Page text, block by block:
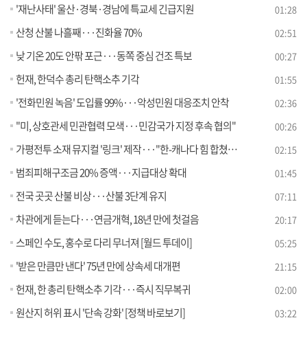
'재난사태' 울산·경북·경남에 특교세 긴급지원 01:28
산청 산불 나흘째···진화율 70% 02:51
낮 기온 20도 안팎 포근···동쪽 중심 건조 특보 00:27
헌재, 한덕수 총리 탄핵소추 기각 01:55
'전화민원 녹음' 도입률 99%···악성민원 대응조치 안착 02:36
"미, 상호관세 민관협력 모색···민감국가 지정 후속 협의" 00:26
가평전투 소재 뮤지컬 '링크' 제작···"한-캐나다 힘 합쳤다" 02:15
범죄피해구조금 20% 증액···지급대상 확대 01:45
전국 곳곳 산불 비상···산불 3단계 유지 07:11
차관에게 듣는다···연금개혁, 18년 만에 첫걸음 20:17
스페인 수도, 홍수로 다리 무너져 [월드 투데이] 05:25
'받은 만큼만 낸다' 75년 만에 상속세 대개편 21:15
헌재, 한 총리 탄핵소추 기각···즉시 직무복귀 02:00
원산지 허위 표시 '단속 강화' [정책 바로보기] 03:22